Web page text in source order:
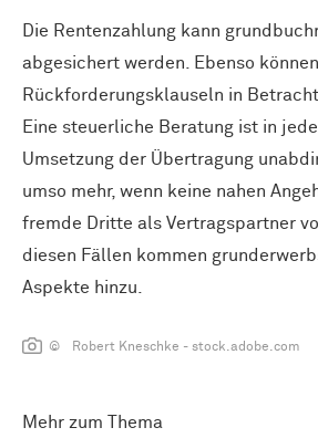
Die Rentenzahlung kann
abgesichert werden. Ebenso
Rückforderungsklauseln in
Eine steuerliche Beratung ist in
Umsetzung der Übertragung
umso mehr, wenn keine nahen
fremde Dritte als Vertragspartner
diesen Fällen kommen
Aspekte hinzu.
© Robert Kneschke - stock.adobe.com
Mehr zum Thema